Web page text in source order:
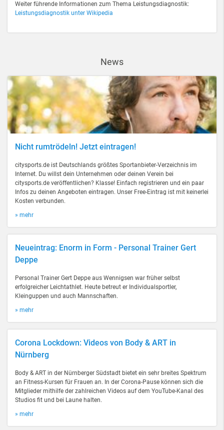
Weiter führende Informationen zum Thema Leistungsdiagnostik:
Leistungsdiagnostik unter Wikipedia
News
Nicht rumtrödeln! Jetzt eintragen!
citysports.de ist Deutschlands größtes Sportanbieter-Verzeichnis im
Internet. Du willst dein Unternehmen oder deinen Verein bei
citysports.de veröffentlichen? Klasse! Einfach registrieren und ein paar
Infos zu deinen Angeboten eintragen. Unser Free-Eintrag ist mit keinerlei
Kosten verbunden.
» mehr
Neueintrag: Enorm in Form - Personal Trainer Gert
Deppe
Personal Trainer Gert Deppe aus Wennigsen war früher selbst
erfolgreicher Leichtathlet. Heute betreut er Individualsportler,
Kleinguppen und auch Mannschaften.
» mehr
Corona Lockdown: Videos von Body & ART in
Nürnberg
Body & ART in der Nürnberger Südstadt bietet ein sehr breites Spektrum
an Fitness-Kursen für Frauen an. In der Corona-Pause können sich die
Mitglieder mithilfe der zahlreichen Videos auf dem YouTube-Kanal des
Studios fit und bei Laune halten.
» mehr